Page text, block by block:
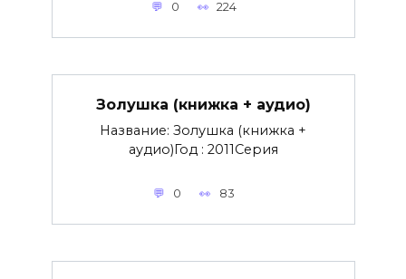
0 224
Золушка (книжка + аудио)
Название: Золушка (книжка +
аудио)Год : 2011Серия
0 83